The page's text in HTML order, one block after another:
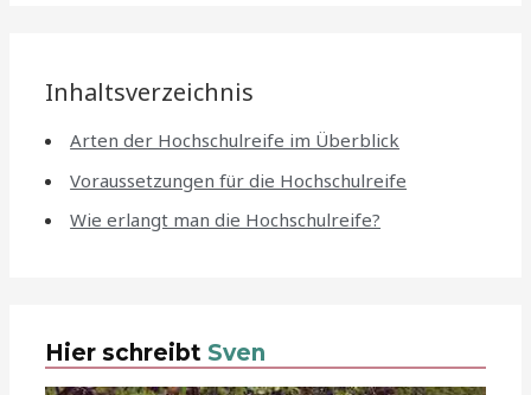
Inhaltsverzeichnis
Arten der Hochschulreife im Überblick
Voraussetzungen für die Hochschulreife
Wie erlangt man die Hochschulreife?
Hier schreibt Sven